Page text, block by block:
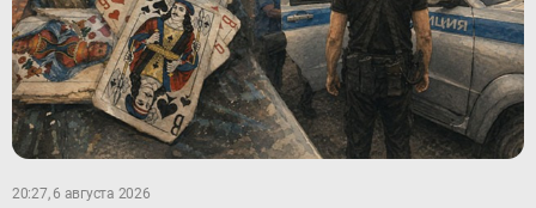
20:27, 6 августа 2026